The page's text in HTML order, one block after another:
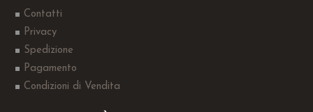
Contatti
Privacy
Spedizione
Pagamento
Condizioni di Vendita